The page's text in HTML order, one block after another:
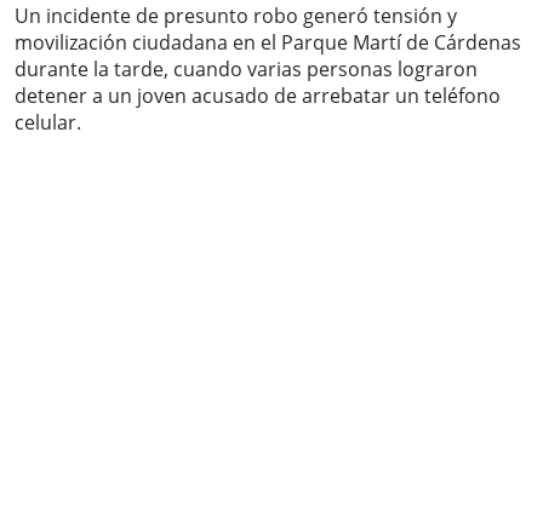
Un incidente de presunto robo generó tensión y
movilización ciudadana en el Parque Martí de Cárdenas
durante la tarde, cuando varias personas lograron
detener a un joven acusado de arrebatar un teléfono
celular.